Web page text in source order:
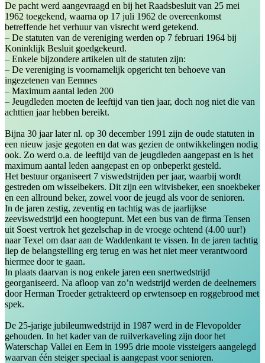
De pacht werd aangevraagd en bij het Raadsbesluit van 25 mei
1962 toegekend, waarna op 17 juli 1962 de overeenkomst
betreffende het verhuur van visrecht werd getekend.
– De statuten van de vereniging werden op 7 februari 1964 bij
Koninklijk Besluit goedgekeurd.
– Enkele bijzondere artikelen uit de statuten zijn:
– De vereniging is voornamelijk opgericht ten behoeve van
ingezetenen van Eemnes
– Maximum aantal leden 200
– Jeugdleden moeten de leeftijd van tien jaar, doch nog niet die van
achttien jaar hebben bereikt.
Bijna 30 jaar later nl. op 30 december 1991 zijn de oude statuten in
een nieuw jasje gegoten en dat was gezien de ontwikkelingen nodig
ook. Zo werd o.a. de leeftijd van de jeugdleden aangepast en is het
maximum aantal leden aangepast en op onbeperkt gesteld.
Het bestuur organiseert 7 viswedstrijden per jaar, waarbij wordt
gestreden om wisselbekers. Dit zijn een witvisbeker, een snoekbeker
en een allround beker, zowel voor de jeugd als voor de senioren.
In de jaren zestig, zeventig en tachtig was de jaarlijkse
zeeviswedstrijd een hoogtepunt. Met een bus van de firma Tensen
uit Soest vertrok het gezelschap in de vroege ochtend (4.00 uur!)
naar Texel om daar aan de Waddenkant te vissen. In de jaren tachtig
liep de belangstelling erg terug en was het niet meer verantwoord
hiermee door te gaan.
In plaats daarvan is nog enkele jaren een snertwedstrijd
georganiseerd. Na afloop van zo’n wedstrijd werden de deelnemers
door Herman Troeder getrakteerd op erwtensoep en roggebrood met
spek.
De 25-jarige jubileumwedstrijd in 1987 werd in de Flevopolder
gehouden. In het kader van de ruilverkaveling zijn door het
Waterschap Vallei en Eem in 1995 drie mooie vissteigers aangelegd
waarvan één steiger speciaal is aangepast voor senioren.